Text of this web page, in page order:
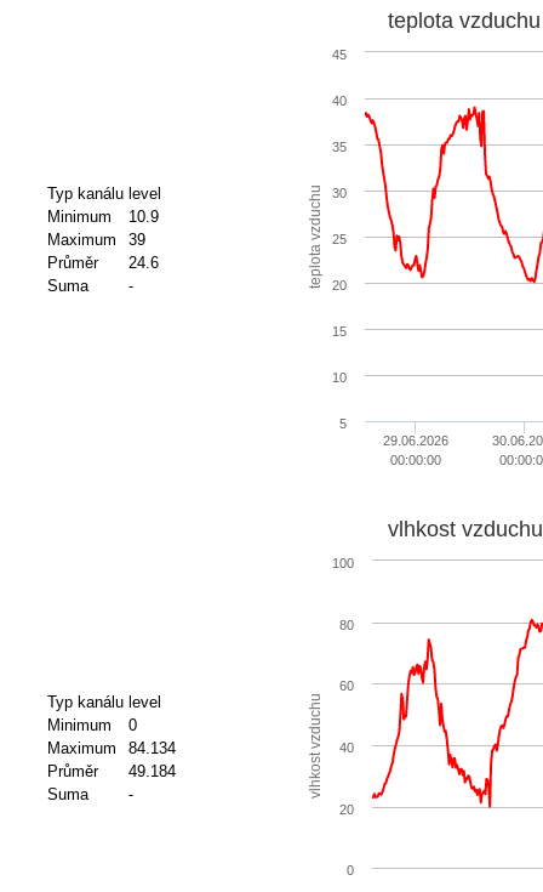
Typ kanálu level
Minimum
10.9
Maximum
39
Průměr
24.6
Suma
- teplota vzduchu
teplota vzduchu
29.06.2026
00:00:00
5
10
15
20
25
30
35
40
45
Typ kanálu level
Minimum
0
Maximum
84.134
Průměr
49.184
Suma
- vlhkost vzduchu
vlhkost vzduchu
0
20
40
60
80
100